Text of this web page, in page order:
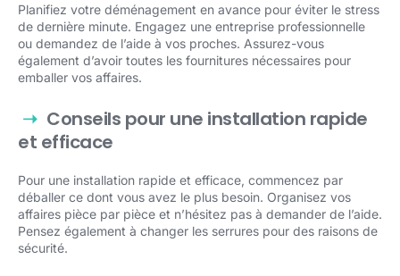
Planifiez votre déménagement en avance pour éviter le stress
de dernière minute. Engagez une entreprise professionnelle
ou demandez de l’aide à vos proches. Assurez-vous
également d’avoir toutes les fournitures nécessaires pour
emballer vos affaires.
Conseils pour une installation rapide
et efficace
Pour une installation rapide et efficace, commencez par
déballer ce dont vous avez le plus besoin. Organisez vos
affaires pièce par pièce et n’hésitez pas à demander de l’aide.
Pensez également à changer les serrures pour des raisons de
sécurité.